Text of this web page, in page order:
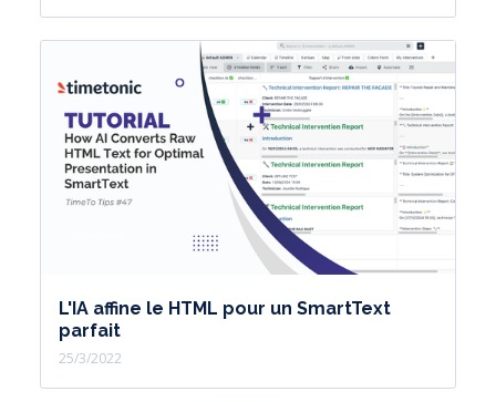
L'IA affine le HTML pour un SmartText
parfait
25/3/2022